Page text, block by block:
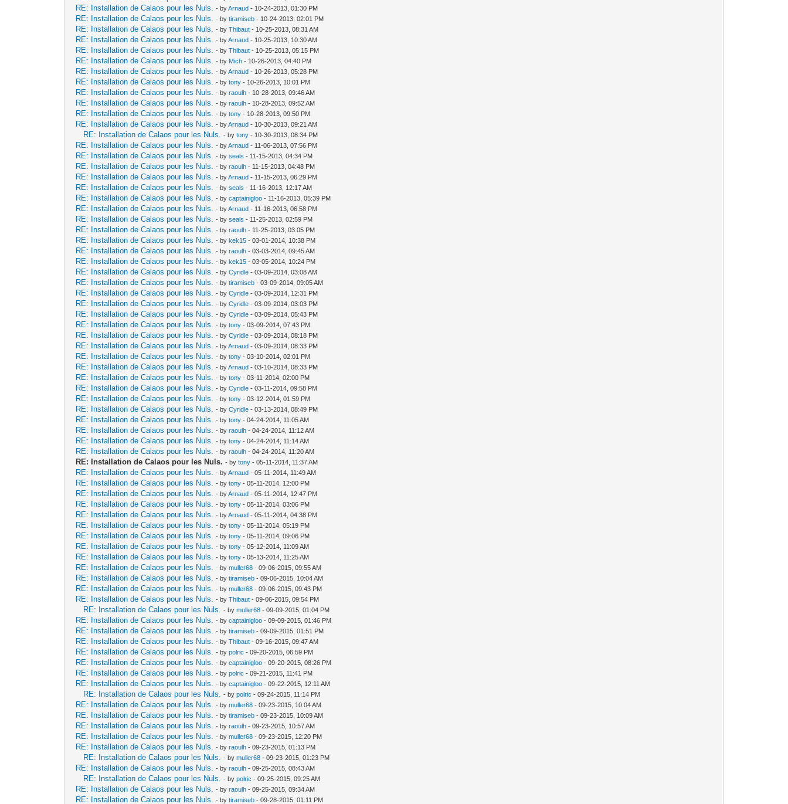
RE: Installation de Calaos pour les Nuls. - byArnaud - 10-24-2013, 01:30 PM
RE: Installation de Calaos pour les Nuls. - bytiramiseb - 10-24-2013, 02:01 PM
RE: Installation de Calaos pour les Nuls. - byThibaut - 10-25-2013, 08:31 AM
RE: Installation de Calaos pour les Nuls. - byArnaud - 10-25-2013, 10:30 AM
RE: Installation de Calaos pour les Nuls. - byThibaut - 10-25-2013, 05:15 PM
RE: Installation de Calaos pour les Nuls. - by Mich - 10-26-2013, 04:40 PM
RE: Installation de Calaos pour les Nuls. - byArnaud - 10-26-2013, 05:28 PM
RE: Installation de Calaos pour les Nuls. - bytony - 10-26-2013, 10:01 PM
RE: Installation de Calaos pour les Nuls. - byraoulh - 10-28-2013, 09:46 AM
RE: Installation de Calaos pour les Nuls. - byraoulh - 10-28-2013, 09:52 AM
RE: Installation de Calaos pour les Nuls. - bytony - 10-28-2013, 09:50 PM
RE: Installation de Calaos pour les Nuls. - byArnaud - 10-30-2013, 09:21 AM
RE: Installation de Calaos pour les Nuls. - bytony - 10-30-2013, 08:34 PM
RE: Installation de Calaos pour les Nuls. - byArnaud - 11-06-2013, 07:56 PM
RE: Installation de Calaos pour les Nuls. - byseals - 11-15-2013, 04:34 PM
RE: Installation de Calaos pour les Nuls. - byraoulh - 11-15-2013, 04:48 PM
RE: Installation de Calaos pour les Nuls. - byArnaud - 11-15-2013, 06:29 PM
RE: Installation de Calaos pour les Nuls. - byseals - 11-16-2013, 12:17 AM
RE: Installation de Calaos pour les Nuls. - bycaptainigloo - 11-16-2013, 05:39 PM
RE: Installation de Calaos pour les Nuls. - byArnaud - 11-16-2013, 06:58 PM
RE: Installation de Calaos pour les Nuls. - byseals - 11-25-2013, 02:59 PM
RE: Installation de Calaos pour les Nuls. - byraoulh - 11-25-2013, 03:05 PM
RE: Installation de Calaos pour les Nuls. - bykek15 - 03-01-2014, 10:38 PM
RE: Installation de Calaos pour les Nuls. - byraoulh - 03-03-2014, 09:45 AM
RE: Installation de Calaos pour les Nuls. - bykek15 - 03-05-2014, 10:24 PM
RE: Installation de Calaos pour les Nuls. - byCyridle - 03-09-2014, 03:08 AM
RE: Installation de Calaos pour les Nuls. - bytiramiseb - 03-09-2014, 09:05 AM
RE: Installation de Calaos pour les Nuls. - byCyridle - 03-09-2014, 12:31 PM
RE: Installation de Calaos pour les Nuls. - byCyridle - 03-09-2014, 03:03 PM
RE: Installation de Calaos pour les Nuls. - byCyridle - 03-09-2014, 05:43 PM
RE: Installation de Calaos pour les Nuls. - bytony - 03-09-2014, 07:43 PM
RE: Installation de Calaos pour les Nuls. - byCyridle - 03-09-2014, 08:18 PM
RE: Installation de Calaos pour les Nuls. - byArnaud - 03-09-2014, 08:33 PM
RE: Installation de Calaos pour les Nuls. - bytony - 03-10-2014, 02:01 PM
RE: Installation de Calaos pour les Nuls. - byArnaud - 03-10-2014, 08:33 PM
RE: Installation de Calaos pour les Nuls. - bytony - 03-11-2014, 02:00 PM
RE: Installation de Calaos pour les Nuls. - byCyridle - 03-11-2014, 09:58 PM
RE: Installation de Calaos pour les Nuls. - bytony - 03-12-2014, 01:59 PM
RE: Installation de Calaos pour les Nuls. - byCyridle - 03-13-2014, 08:49 PM
RE: Installation de Calaos pour les Nuls. - bytony - 04-24-2014, 11:05 AM
RE: Installation de Calaos pour les Nuls. - byraoulh - 04-24-2014, 11:12 AM
RE: Installation de Calaos pour les Nuls. - bytony - 04-24-2014, 11:14 AM
RE: Installation de Calaos pour les Nuls. - byraoulh - 04-24-2014, 11:20 AM
RE: Installation de Calaos pour les Nuls. - bytony - 05-11-2014, 11:37 AM
RE: Installation de Calaos pour les Nuls. - byArnaud - 05-11-2014, 11:49 AM
RE: Installation de Calaos pour les Nuls. - bytony - 05-11-2014, 12:00 PM
RE: Installation de Calaos pour les Nuls. - byArnaud - 05-11-2014, 12:47 PM
RE: Installation de Calaos pour les Nuls. - bytony - 05-11-2014, 03:06 PM
RE: Installation de Calaos pour les Nuls. - byArnaud - 05-11-2014, 04:38 PM
RE: Installation de Calaos pour les Nuls. - bytony - 05-11-2014, 05:19 PM
RE: Installation de Calaos pour les Nuls. - bytony - 05-11-2014, 09:06 PM
RE: Installation de Calaos pour les Nuls. - bytony - 05-12-2014, 11:09 AM
RE: Installation de Calaos pour les Nuls. - bytony - 05-13-2014, 11:25 AM
RE: Installation de Calaos pour les Nuls. - bymuller68 - 09-06-2015, 09:55 AM
RE: Installation de Calaos pour les Nuls. - bytiramiseb - 09-06-2015, 10:04 AM
RE: Installation de Calaos pour les Nuls. - bymuller68 - 09-06-2015, 09:43 PM
RE: Installation de Calaos pour les Nuls. - byThibaut - 09-06-2015, 09:54 PM
RE: Installation de Calaos pour les Nuls. - bymuller68 - 09-09-2015, 01:04 PM
RE: Installation de Calaos pour les Nuls. - bycaptainigloo - 09-09-2015, 01:46 PM
RE: Installation de Calaos pour les Nuls. - bytiramiseb - 09-09-2015, 01:51 PM
RE: Installation de Calaos pour les Nuls. - byThibaut - 09-16-2015, 09:47 AM
RE: Installation de Calaos pour les Nuls. - bypolric - 09-20-2015, 06:59 PM
RE: Installation de Calaos pour les Nuls. - bycaptainigloo - 09-20-2015, 08:26 PM
RE: Installation de Calaos pour les Nuls. - bypolric - 09-21-2015, 11:41 PM
RE: Installation de Calaos pour les Nuls. - bycaptainigloo - 09-22-2015, 12:11 AM
RE: Installation de Calaos pour les Nuls. - bypolric - 09-24-2015, 11:14 PM
RE: Installation de Calaos pour les Nuls. - bymuller68 - 09-23-2015, 10:04 AM
RE: Installation de Calaos pour les Nuls. - bytiramiseb - 09-23-2015, 10:09 AM
RE: Installation de Calaos pour les Nuls. - byraoulh - 09-23-2015, 10:57 AM
RE: Installation de Calaos pour les Nuls. - bymuller68 - 09-23-2015, 12:20 PM
RE: Installation de Calaos pour les Nuls. - byraoulh - 09-23-2015, 01:13 PM
RE: Installation de Calaos pour les Nuls. - bymuller68 - 09-23-2015, 01:23 PM
RE: Installation de Calaos pour les Nuls. - byraoulh - 09-25-2015, 08:43 AM
RE: Installation de Calaos pour les Nuls. - bypolric - 09-25-2015, 09:25 AM
RE: Installation de Calaos pour les Nuls. - byraoulh - 09-25-2015, 09:34 AM
RE: Installation de Calaos pour les Nuls. - bytiramiseb - 09-28-2015, 01:11 PM